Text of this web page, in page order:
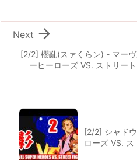
[2/2] 櫻亂(スァくらン) - マー
ーヒーローズ VS. ストリー

Next
[2/2] シャド
ローズ VS.